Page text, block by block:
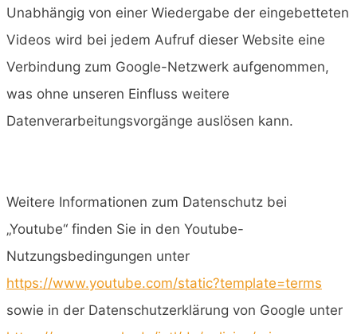
Unabhängig von einer Wiedergabe der eingebetteten
Videos wird bei jedem Aufruf dieser Website eine
Verbindung zum Google-Netzwerk aufgenommen,
was ohne unseren Einfluss weitere
Datenverarbeitungsvorgänge auslösen kann.
Weitere Informationen zum Datenschutz bei
„Youtube“ finden Sie in den Youtube-
Nutzungsbedingungen unter
https://www.youtube.com/static?template=terms
sowie in der Datenschutzerklärung von Google unter